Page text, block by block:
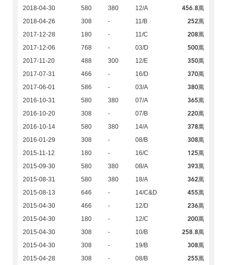
2018-04-30 580 380 12/A 456.8萬
2018-04-26 308 - 11/B 252萬
2017-12-28 180 - 11/C 208萬
2017-12-06 768 - 03/D 500萬
2017-11-20 488 300 12/E 350萬
2017-07-31 466 - 16/D 370萬
2017-06-01 586 - 03/A 380萬
2016-10-31 580 380 07/A 365萬
2016-10-20 308 - 07/B 220萬
2016-10-14 580 380 14/A 378萬
2016-01-29 308 - 08/B 308萬
2015-11-12 180 - 16/C 125萬
2015-09-30 580 380 08/A 393萬
2015-08-31 580 380 18/A 362萬
2015-08-13 646 - 14/C&D 455萬
2015-04-30 466 - 12/D 236萬
2015-04-30 180 - 12/C 200萬
2015-04-30 308 - 10/B 258.8萬
2015-04-30 308 - 19/B 308萬
2015-04-28 308 - 08/B 255萬